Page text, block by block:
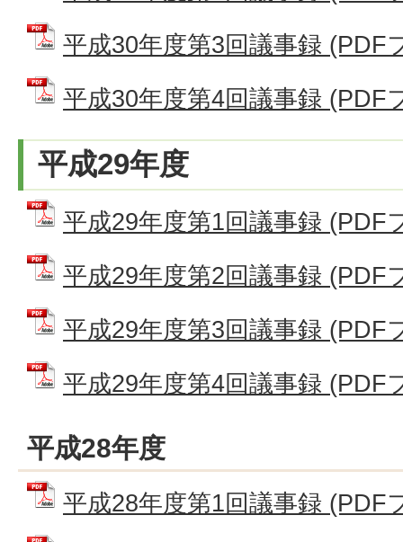
平成30年度第3回議事録 (PDF
平成30年度第4回議事録 (PDF
平成29年度
平成29年度第1回議事録 (PDF
平成29年度第2回議事録 (PDF
平成29年度第3回議事録 (PDF
平成29年度第4回議事録 (PDF
平成28年度
平成28年度第1回議事録 (PDF